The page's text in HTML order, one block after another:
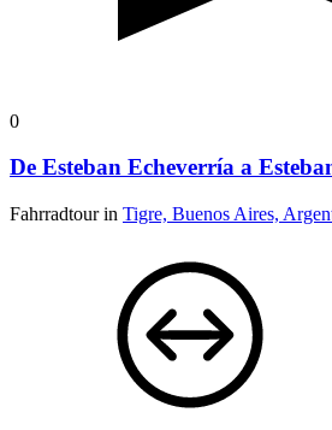
0
De Esteban Echeverría a
Fahrradtour in Tigre, Buenos Aires,